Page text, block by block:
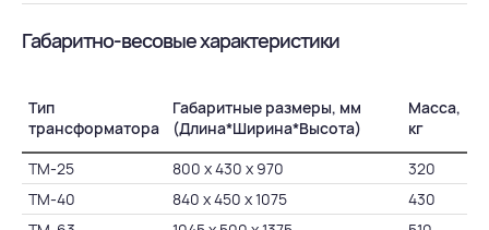
Габаритно-весовые характеристики
Тип
трансформатора
Габаритные размеры, мм
(Длина*Ширина*Высота)
Масса,
кг
ТМ-25
800 х 430 х 970
320
ТМ-40
840 х 450 х 1075
430